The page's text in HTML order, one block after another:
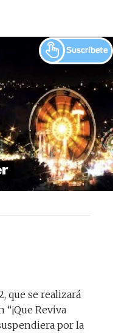
que se realizará
Reviva
por la